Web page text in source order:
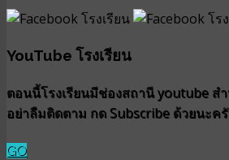
YouTube โรงเรียน
ตอนนี้โรงเรียนมีช่องสถานี youtube ส
อย่าลืมติดตาม กด Subscribe ด้วยนะครั
GO